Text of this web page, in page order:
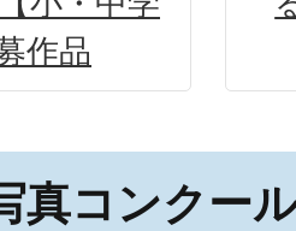
作品
真コンクー